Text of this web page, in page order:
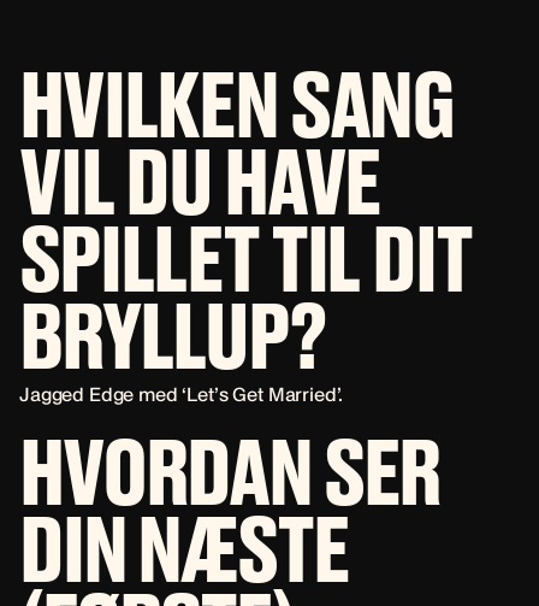
HVILKEN SANG
VIL DU HAVE
SPILLET TIL DIT
BRYLLUP?
Jagged Edge med ‘Let’s Get Married’.
HVORDAN SER
DIN NÆSTE